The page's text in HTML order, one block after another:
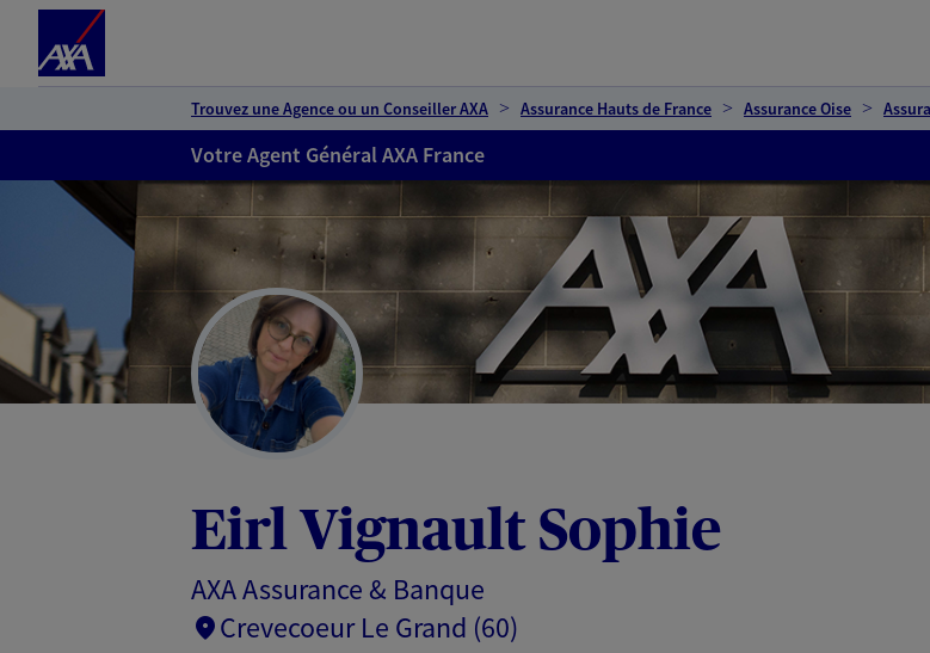
Trouvez une Agence ou un Conseiller AXA Assurance Hauts de France Assurance Oise
Votre Agent Général AXA France
Eirl Vignault Sophie
AXA Assurance & Banque
Crevecoeur Le Grand (60)